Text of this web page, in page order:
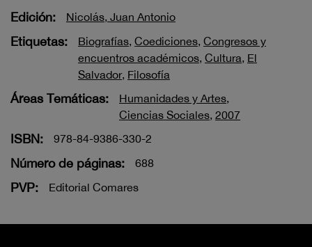
Edición:
Nicolás, Juan Antonio
Etiquetas: Biografías, Coediciones, Congresos y
encuentros académicos, Cultura, El
Salvador, Filosofía
Áreas Temáticas: Humanidades y Artes,
Ciencias Sociales, 2007
ISBN: 978-84-9386-330-2
Número de páginas: 688
PVP: Editorial Comares